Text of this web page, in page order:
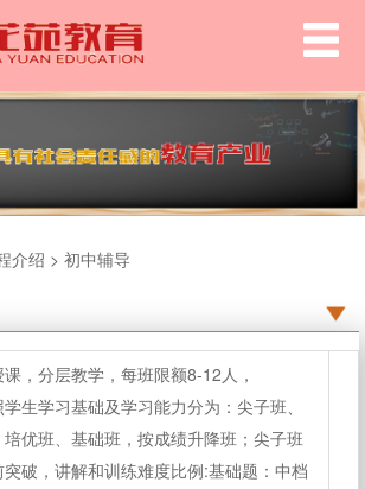
介绍 > 初中辅导
，分层教学，每班限额8-12人，
生学习基础及学习能力分为：尖子班、
优班、基础班，按成绩升降班；尖子班
破，讲解和训练难度比例:基础题：中档